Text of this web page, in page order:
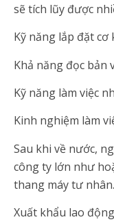
sẽ tích lũy được
Kỹ năng lắp đặt cơ
Khả năng đọc bản
Kỹ năng làm việc
Kinh nghiệm làm
Sau khi về nước,
công ty lớn như
thang máy tư nhân.
Xuất khẩu lao